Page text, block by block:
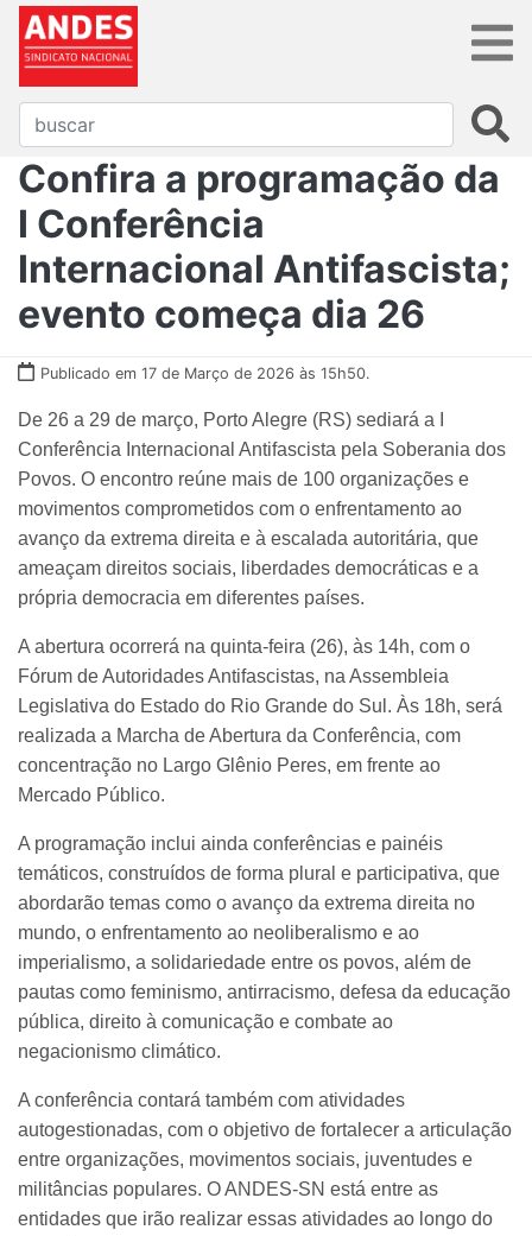
Confira a programação da
I Conferência
Internacional Antifascista;
evento começa dia 26
Publicado em 17 de Março de 2026 às 15h50.
De 26 a 29 de março, Porto Alegre (RS) sediará a I
Conferência Internacional Antifascista pela Soberania dos
Povos. O encontro reúne mais de 100 organizações e
movimentos comprometidos com o enfrentamento ao
avanço da extrema direita e à escalada autoritária, que
ameaçam direitos sociais, liberdades democráticas e a
própria democracia em diferentes países.
A abertura ocorrerá na quinta-feira (26), às 14h, com o
Fórum de Autoridades Antifascistas, na Assembleia
Legislativa do Estado do Rio Grande do Sul. Às 18h, será
realizada a Marcha de Abertura da Conferência, com
concentração no Largo Glênio Peres, em frente ao
Mercado Público.
A programação inclui ainda conferências e painéis
temáticos, construídos de forma plural e participativa, que
abordarão temas como o avanço da extrema direita no
mundo, o enfrentamento ao neoliberalismo e ao
imperialismo, a solidariedade entre os povos, além de
pautas como feminismo, antirracismo, defesa da educação
pública, direito à comunicação e combate ao
negacionismo climático.
A conferência contará também com atividades
autogestionadas, com o objetivo de fortalecer a articulação
entre organizações, movimentos sociais, juventudes e
militâncias populares. O ANDES-SN está entre as
entidades que irão realizar essas atividades ao longo do